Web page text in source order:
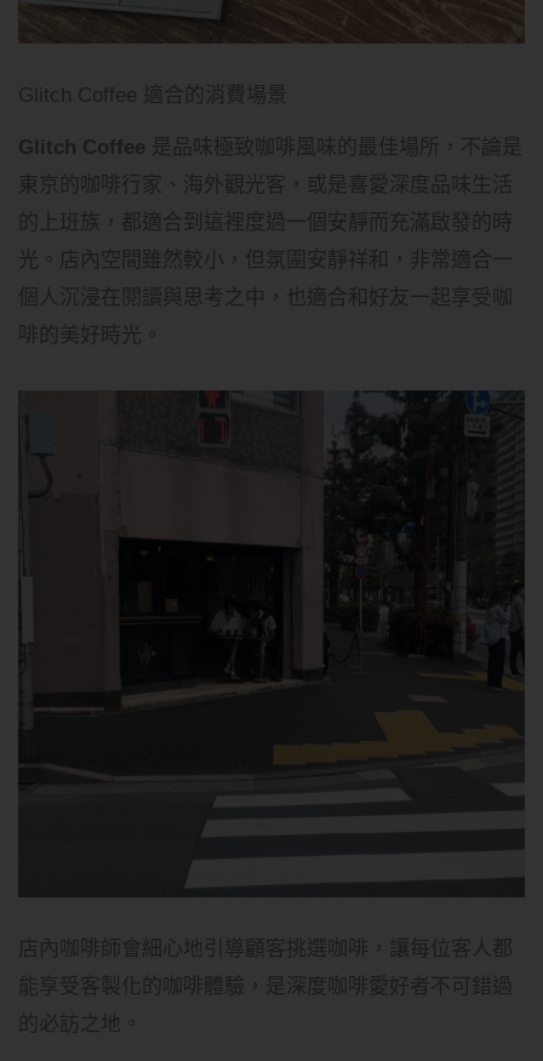
Glitch Coffee 適合的消費場景
Glitch Coffee 是品味極致咖啡風味的最佳場所，不論是
東京的咖啡行家、海外觀光客，或是喜愛深度品味生活
的上班族，都適合到這裡度過一個安靜而充滿啟發的時
光。店內空間雖然較小，但氛圍安靜祥和，非常適合一
個人沉浸在閱讀與思考之中，也適合和好友一起享受咖
啡的美好時光。
店內咖啡師會細心地引導顧客挑選咖啡，讓每位客人都
能享受客製化的咖啡體驗，是深度咖啡愛好者不可錯過
的必訪之地。